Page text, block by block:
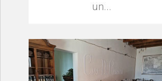
un...